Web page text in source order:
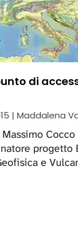
di
| Maddalena
progetto
e